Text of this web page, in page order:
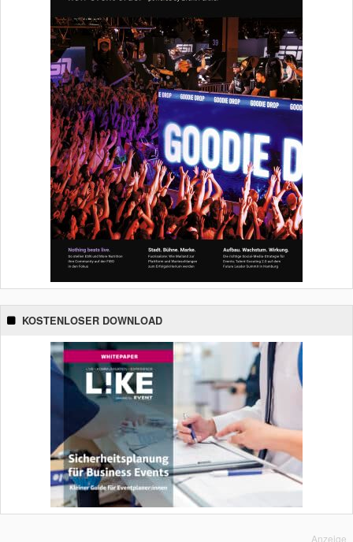
KOSTENLOSER DOWNLOAD
Anzeige